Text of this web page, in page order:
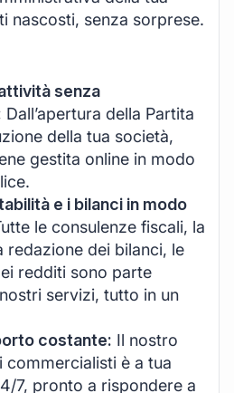
nascosti, senza sorprese.
senza
Dall’apertura della Partita
della tua società,
gestita online in modo
e i bilanci in modo
le consulenze fiscali, la
redazione dei bilanci, le
redditi sono parte
servizi, tutto in un
costante: Il nostro
è a tua
7, pronto a rispondere a